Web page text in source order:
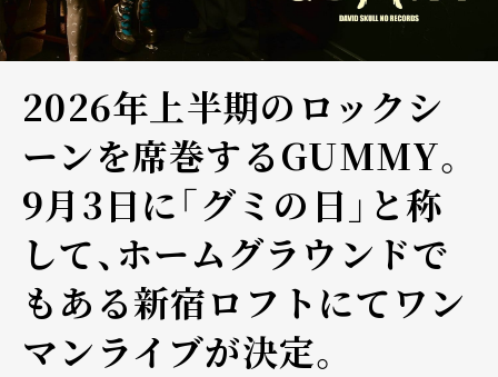
2026年上半期のロックシ
ーンを席巻するGUMMY。
9月3日に「グミの日」と称
して、ホームグラウンドで
もある新宿ロフトにてワン
マンライブが決定。